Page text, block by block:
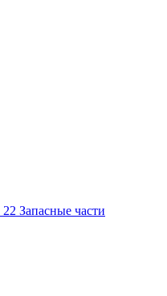
22 Запасные части